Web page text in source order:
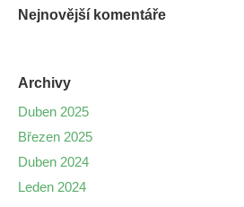
Nejnovější komentáře
Archivy
Duben 2025
Březen 2025
Duben 2024
Leden 2024